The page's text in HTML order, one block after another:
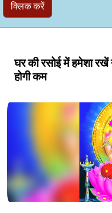
क्लिक करें
घर की रसोई में हमेशा रखें
होगी कम